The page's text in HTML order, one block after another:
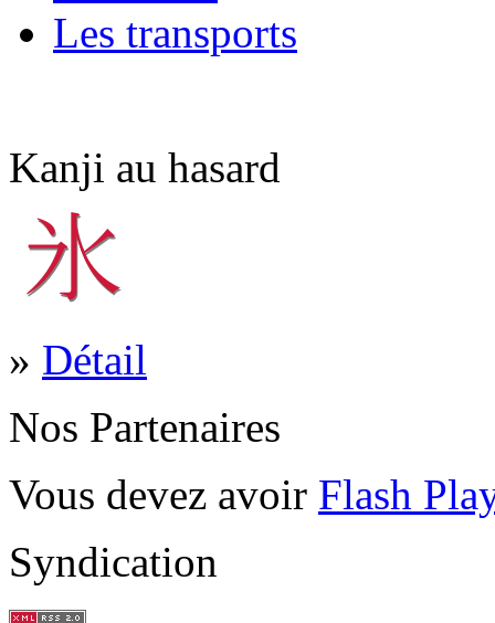
Les transports
Kanji au hasard
» Détail
Nos Partenaires
Vous devez avoir Flash
Syndication